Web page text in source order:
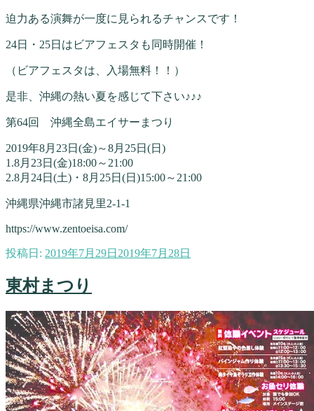
迫力ある演舞が一度に見られるチャンスです！
24日・25日はビアフェスタも同時開催！
（ビアフェスタは、入場無料！！）
是非、沖縄の熱い夏を感じて下さい♪♪♪
第64回 沖縄全島エイサーまつり
2019年8月23日(金)～8月25日(日)
1.8月23日(金)18:00～21:00
2.8月24日(土)・8月25日(日)15:00～21:00
沖縄県沖縄市諸見里2-1-1
https://www.zentoeisa.com/
投稿日: 2019年7月29日 2019年7月28日
東村まつり